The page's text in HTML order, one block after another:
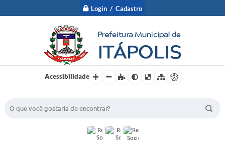
Login / Cadastro
Acessibilidade